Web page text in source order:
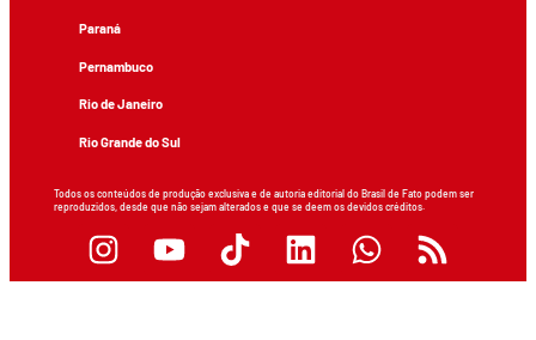
Paraná
Pernambuco
Rio de Janeiro
Rio Grande do Sul
Todos os conteúdos de produção exclusiva e de autoria editorial do Brasil de Fato podem ser
reproduzidos, desde que não sejam alterados e que se deem os devidos créditos.